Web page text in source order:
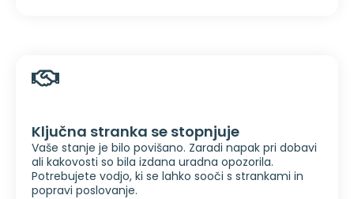
Ključna stranka se stopnjuje
Vaše stanje je bilo povišano. Zaradi napak pri dobavi
ali kakovosti so bila izdana uradna opozorila.
Potrebujete vodjo, ki se lahko sooči s strankami in
popravi poslovanje.